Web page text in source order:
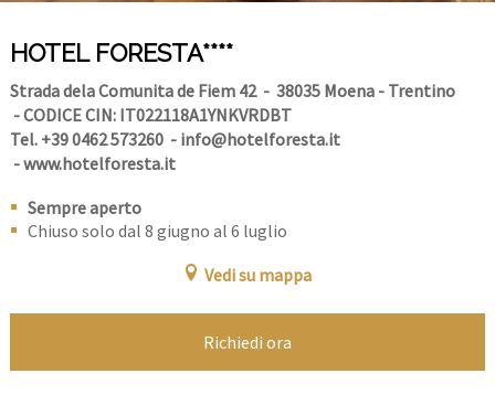
HOTEL FORESTA****
Strada dela Comunita de Fiem 42 - 38035 Moena - Trentino
- CODICE CIN: IT022118A1YNKVRDBT
Tel. +39 0462 573260- info@hotelforesta.it
-www.hotelforesta.it
Sempre aperto
Chiuso solo dal 8 giugno al 6 luglio
Vedi su mappa
Richiedi ora